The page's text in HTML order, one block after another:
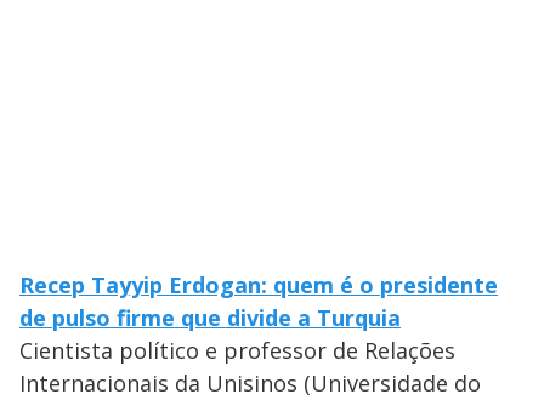
Recep Tayyip Erdogan: quem é o presidente
de pulso firme que divide a Turquia
Cientista político e professor de Relações
Internacionais da Unisinos (Universidade do